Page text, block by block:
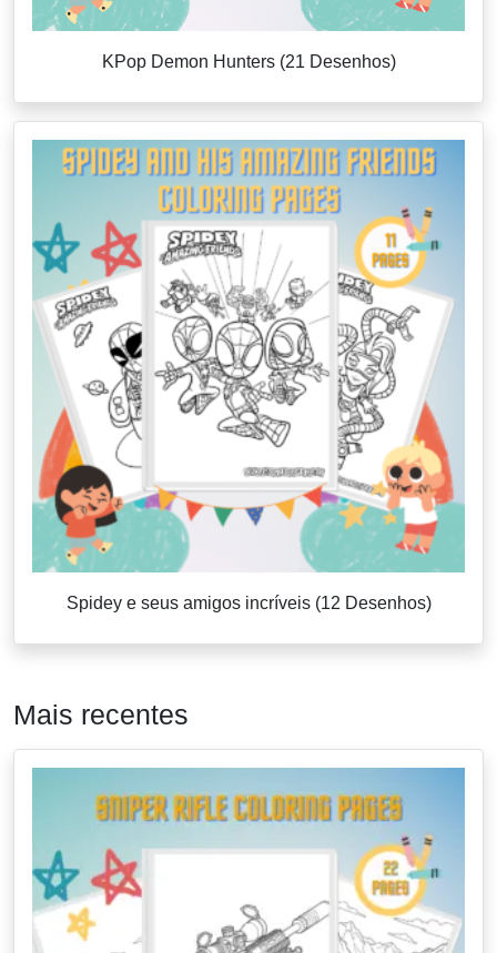
KPop Demon Hunters (21 Desenhos)
Spidey e seus amigos incríveis (12 Desenhos)
Mais recentes